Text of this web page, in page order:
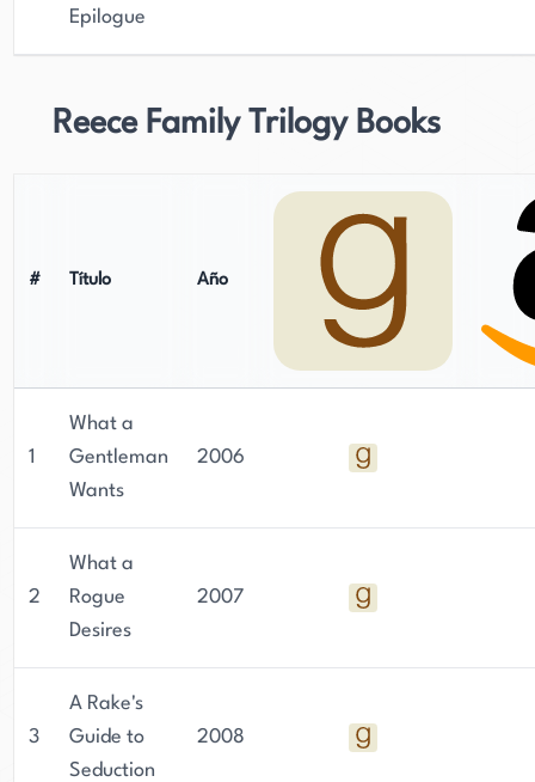
Epilogue
Reece Family Trilogy Books
# Título Año
1
What a
Gentleman
Wants
2006
2
What a
Rogue
Desires
2007
3
A Rake's
Guide to
Seduction
2008